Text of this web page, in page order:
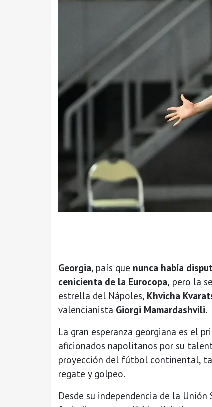
Georgia, país que nunca había
cenicienta de la Eurocopa, pero la
estrella del Nápoles, Khvicha
valencianista Giorgi Mamardashvili.
La gran esperanza georgiana es el
aficionados napolitanos por su
proyección del fútbol continental,
regate y golpeo.
Desde su independencia de la